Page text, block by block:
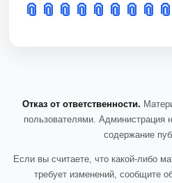
📎 📎 📎 📎 📎 📎 📎 📎 📎
Отказ от ответственности.
пользователями. Администрация
содержание
Если вы считаете, что какой-либо
требует изменений, сообщите